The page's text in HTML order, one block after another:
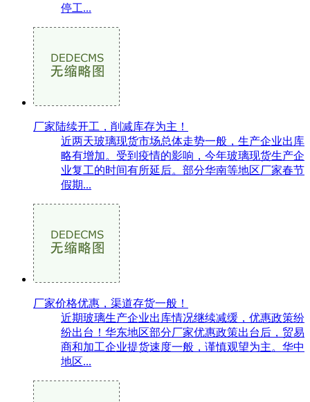
停工...
厂家陆续开工，削减库存为主！
近两天玻璃现货市场总体走势一般，生产企业出库
略有增加。受到疫情的影响，今年玻璃现货生产企
业复工的时间有所延后。部分华南等地区厂家春节
假期...
厂家价格优惠，渠道存货一般！
近期玻璃生产企业出库情况继续减缓，优惠政策纷
纷出台！华东地区部分厂家优惠政策出台后，贸易
商和加工企业提货速度一般，谨慎观望为主。华中
地区...